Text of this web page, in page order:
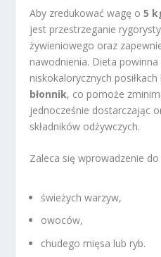
Aby zredukować wagę o5
jest przestrzeganie
żywieniowego oraz
nawodnienia. Dieta powinna
niskokalorycznych
błonnik, co pomoże
jednocześnie dostarczając
składników odżywczych.
Zaleca się wprowadzenie do
świeżych warzyw,
owoców,
chudego mięsa lub ryb.